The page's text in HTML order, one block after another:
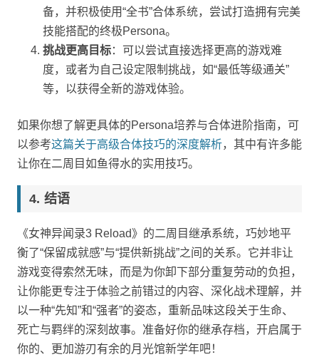
备，并积极使用“全书”合体系统，尝试打造拥有完美
技能搭配的终极Persona。
挑战更高目标：可以尝试直接选择更高的游戏难
度，或者为自己设定限制挑战，如“最低等级通关”
等，以获得全新的游戏体验。
如果你想了解更具体的Persona培养与合体进阶指南，可
以参考这篇关于高级合体技巧的深度解析，其中有许多能
让你在二周目如鱼得水的实用技巧。
结语
《女神异闻录3 Reload》的二周目继承系统，巧妙地平
衡了“保留成就感”与“提供新挑战”之间的关系。它并非让
游戏变得索然无味，而是为你卸下部分重复劳动的负担，
让你能更专注于体验之前错过的内容、深化战术理解，并
以一种“先知”和“强者”的姿态，重新品味这段关于生命、
死亡与羁绊的深刻故事。准备好你的继承存档，开启属于
你的、更加游刃有余的月光馆新学年吧！